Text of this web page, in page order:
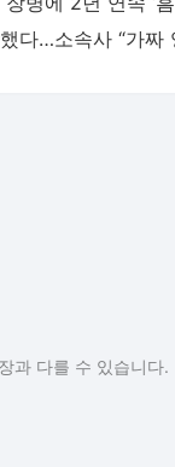
과 다를 수 있습니다.